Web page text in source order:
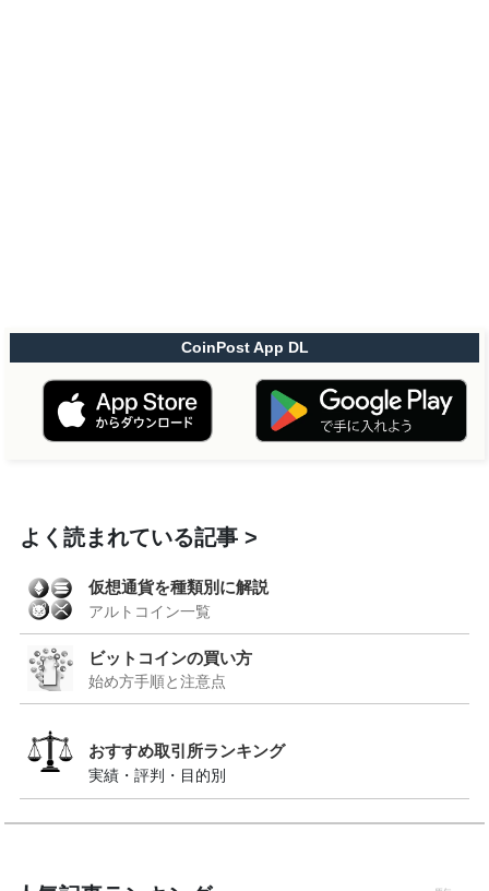
CoinPost App DL
よく読まれている記事
仮想通貨を種類別に解説
アルトコイン一覧
ビットコインの買い方
始め方手順と注意点
おすすめ取引所ランキング
実績・評判・目的別